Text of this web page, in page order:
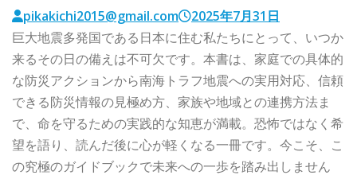
pikakichi2015@gmail.com
2025年7月31日
巨大地震多発国である日本に住む私たちにとって、いつか
来るその日の備えは不可欠です。本書は、家庭での具体的
な防災アクションから南海トラフ地震への実用対応、信頼
できる防災情報の見極め方、家族や地域との連携方法ま
で、命を守るための実践的な知恵が満載。恐怖ではなく希
望を語り、読んだ後に心が軽くなる一冊です。今こそ、こ
の究極のガイドブックで未来への一歩を踏み出しません